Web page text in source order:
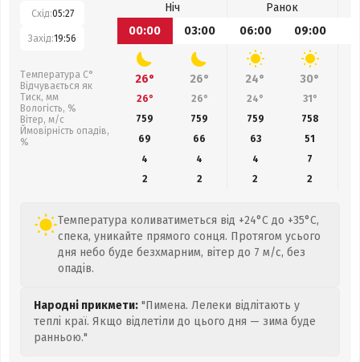
Схід:05:27
Захід:19:56
Температура С°
Відчувається як
Тиск, мм
Вологість, %
Вітер, м/с
Ймовірність опадів,
%
Ніч
Ранок
00:00
03:00 06:00 09:00
26° 26° 24° 30°
26° 26° 24° 31°
759
759 759 758
69
66 63 51
4
4 4
7
2
2 2 2
Температура коливатиметься від +24°C до +35°C,
спека, уникайте прямого сонця. Протягом усього
дня небо буде безхмарним, вітер до 7 м/с, без
опадів.
Народні прикмети: "Пимена. Лелеки відлітають у
теплі краї. Якщо відлетіли до цього дня — зима буде
ранньою."